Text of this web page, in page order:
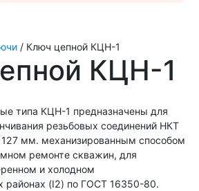
/ Ключ цепной КЦН-1
КЦН-1
типа КЦН-1 предназначены для
резьбовых соединений НКТ
мм. механизированным способом
ремонте скважин, для
и холодном
районах (I2) по ГОСТ 16350-80.